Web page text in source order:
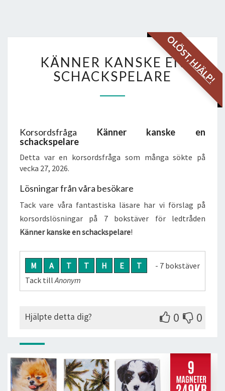
OLÖST,
HJÄLP!
KANSKE
EN
SCHACKSPELARE
KÄNNER KANSKE EN
SCHACKSPELARE
Korsordsfråga Känner kanske en
schackspelare
Detta var en korsordsfråga som många sökte på
vecka 27, 2026.
Lösningar från våra besökare
Tack vare våra fantastiska läsare har vi förslag på
korsordslösningar på 7 bokstäver för ledtråden
Känner kanske en schackspelare!
M A T T H E T
- 7 bokstäver
Tack tillAnonym
Hjälpte detta dig? 0 0